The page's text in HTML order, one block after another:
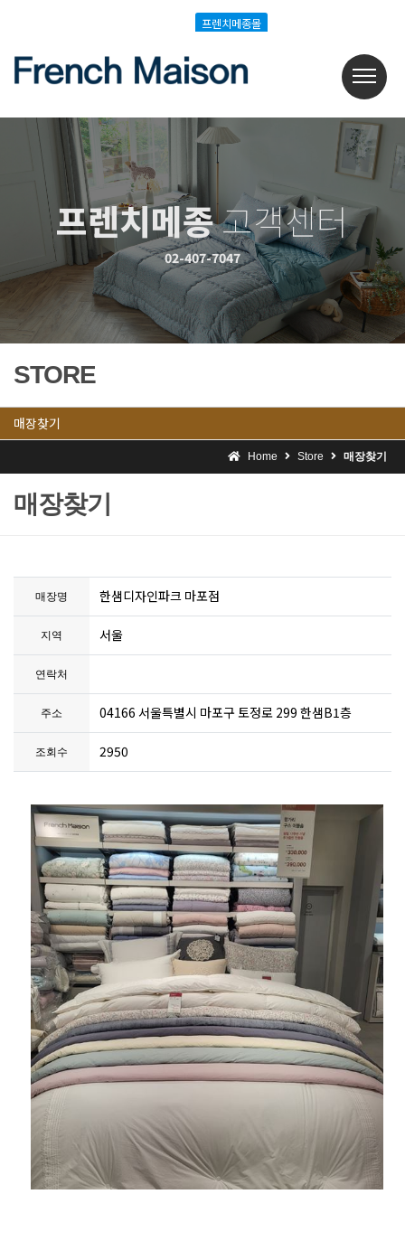
프렌치메종몰
프렌치메종고객센터
02-407-7047
STORE
매장찾기
Home Store 매장찾기
매장찾기
매장명 한샘디자인파크 마포점
지역 서울
연락처
주소 04166 서울특별시 마포구 토정로 299 한샘B1층
조회수 2950